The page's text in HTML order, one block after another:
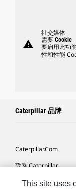
warning
社交媒体
需要 Cookie
要启用此功
性和性能
Caterpillar 品牌
Caterpillar.com
联系 Caterpillar
我的营销首选项
This site uses